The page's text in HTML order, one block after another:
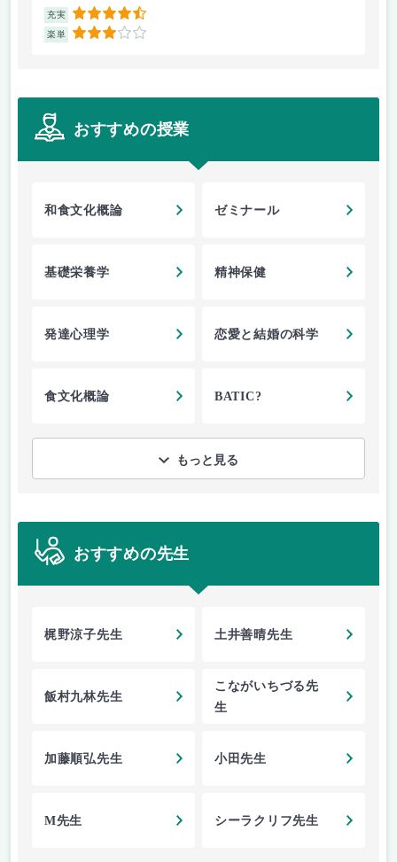
充実 4.5
楽単 3
おすすめの授業
和食文化概論 ゼミナール
基礎栄養学 精神保健
発達心理学 恋愛と結婚の科学
食文化概論 BATIC?
もっと見る
おすすめの先生
梶野涼子先生 土井善晴先生
飯村九林先生
こながいちづる先
生
加藤順弘先生 小田先生
M先生 シーラクリフ先生